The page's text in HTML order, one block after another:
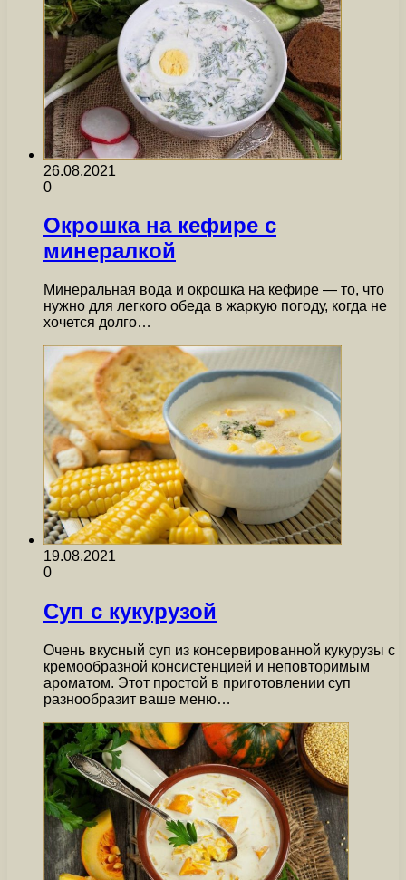
26.08.2021
0
Окрошка на кефире с
минералкой
Минеральная вода и окрошка на кефире — то, что
нужно для легкого обеда в жаркую погоду, когда не
хочется долго…
19.08.2021
0
Суп с кукурузой
Очень вкусный суп из консервированной кукурузы с
кремообразной консистенцией и неповторимым
ароматом. Этот простой в приготовлении суп
разнообразит ваше меню…